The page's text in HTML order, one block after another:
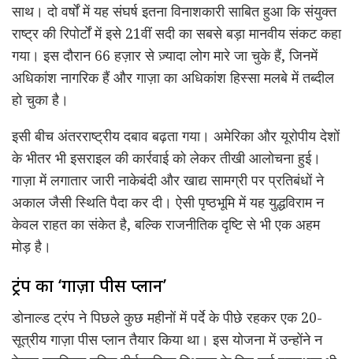
साथ। दो वर्षों में यह संघर्ष इतना विनाशकारी साबित हुआ कि संयुक्त
राष्ट्र की रिपोर्टों में इसे 21वीं सदी का सबसे बड़ा मानवीय संकट कहा
गया। इस दौरान 66 हज़ार से ज़्यादा लोग मारे जा चुके हैं, जिनमें
अधिकांश नागरिक हैं और गाज़ा का अधिकांश हिस्सा मलबे में तब्दील
हो चुका है।
इसी बीच अंतरराष्ट्रीय दबाव बढ़ता गया। अमेरिका और यूरोपीय देशों
के भीतर भी इसराइल की कार्रवाई को लेकर तीखी आलोचना हुई।
गाज़ा में लगातार जारी नाकेबंदी और खाद्य सामग्री पर प्रतिबंधों ने
अकाल जैसी स्थिति पैदा कर दी। ऐसी पृष्ठभूमि में यह युद्धविराम न
केवल राहत का संकेत है, बल्कि राजनीतिक दृष्टि से भी एक अहम
मोड़ है।
ट्रंप का ‘गाज़ा पीस प्लान’
डोनाल्ड ट्रंप ने पिछले कुछ महीनों में पर्दे के पीछे रहकर एक 20-
सूत्रीय गाज़ा पीस प्लान तैयार किया था। इस योजना में उन्होंने न